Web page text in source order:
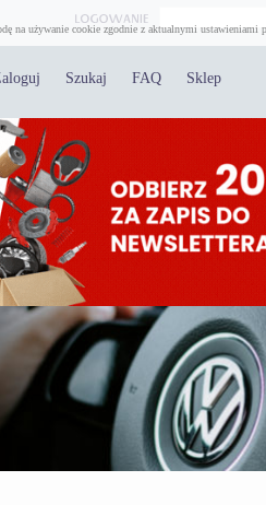
na używanie cookie zgodnie z aktualnymi ustawieniami
Szukaj FAQ Sklep